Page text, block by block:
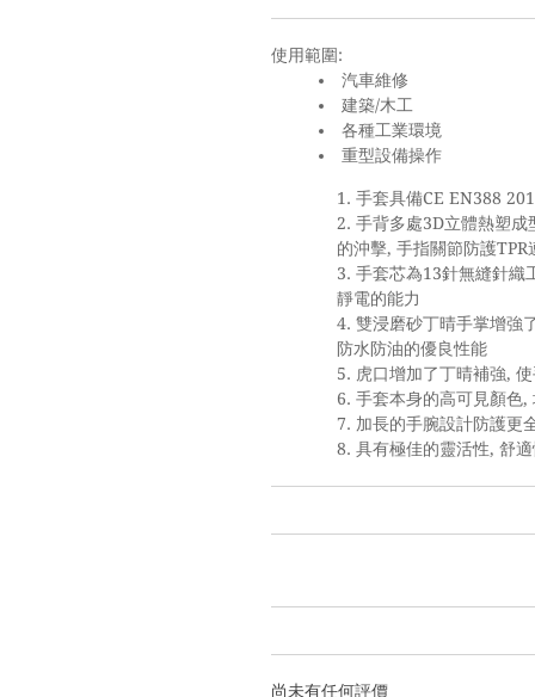
使用範圍:
汽車維修
建築/木工
各種工業環境
重型設備操作
手套具備CE EN388
手背多處3D立體熱塑
的沖擊, 手指關節防護
手套芯為13針無縫針織
靜電的能力
雙浸磨砂丁晴手掌增強
防水防油的優良性能
虎口增加了丁晴補強,
手套本身的高可見顏色,
加長的手腕設計防護更
具有極佳的靈活性, 舒
尚未有任何評價